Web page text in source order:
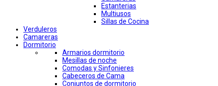
Estanterias
Multiusos
Sillas de Cocina
Verduleros
Camareras
Dormitorio
Armarios dormitorio
Mesillas de noche
Comodas y Sinfonieres
Cabeceros de Cama
Conjuntos de dormitorio